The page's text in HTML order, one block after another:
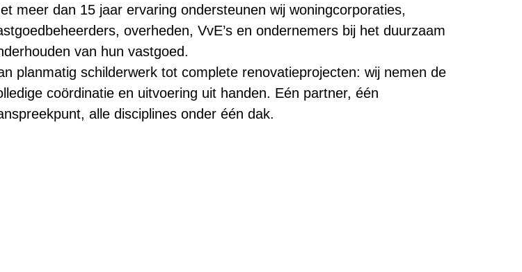
meer dan 15 jaar ervaring ondersteunen wij woningcorporaties,
overheden, VvE’s en ondernemers bij het duurzaam
van hun vastgoed.
planmatig schilderwerk tot complete renovatieprojecten: wij nemen de
coördinatie en uitvoering uit handen. Eén partner, één
alle disciplines onder één dak.